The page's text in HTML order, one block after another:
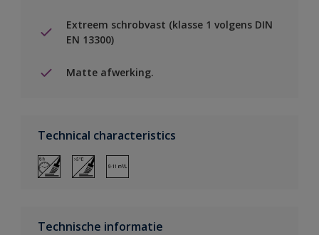
Extreem schrobvast (klasse 1 volgens DIN
EN 13300)
Matte afwerking.
Technical characteristics
Technische informatie